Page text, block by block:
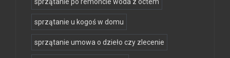
sprzątanie u kogoś w domu
sprzątanie umowa o dzieło czy zlecenie